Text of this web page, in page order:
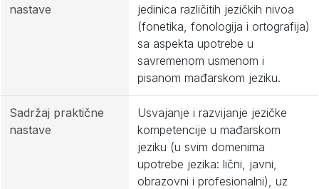
nastave
jedinica različitih jezičkih nivoa
(fonetika, fonologija i ortografija)
sa aspekta upotrebe u
savremenom usmenom i
pisanom mađarskom jeziku.
Sadržaj praktične
nastave
Usvajanje i razvijanje jezičke
kompetencije u mađarskom
jeziku (u svim domenima
upotrebe jezika: lični, javni,
obrazovni i profesionalni), uz